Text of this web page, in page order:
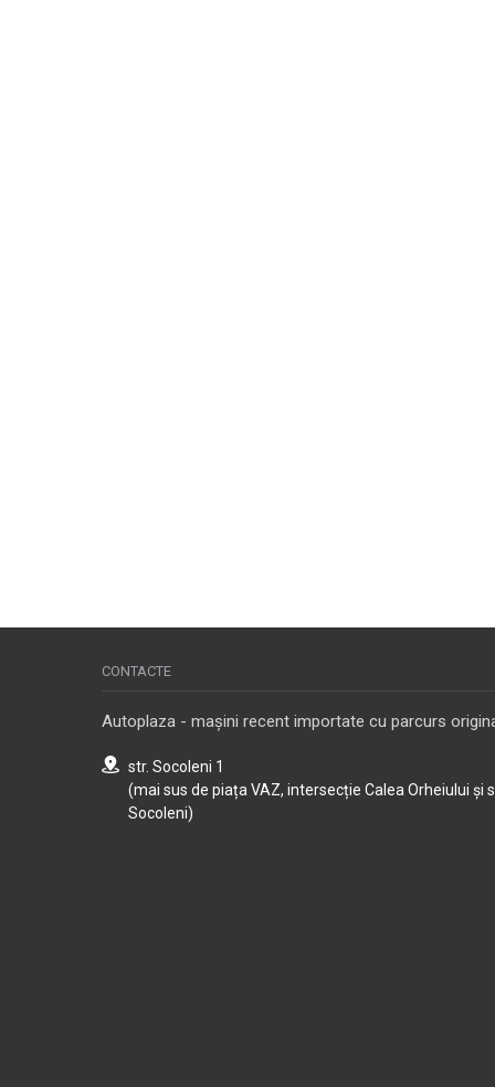
CONTACTE
Autoplaza - mașini recent importate cu parcurs
str. Socoleni 1
(mai sus de piața VAZ, intersecție Calea Orheiului și
Socoleni)